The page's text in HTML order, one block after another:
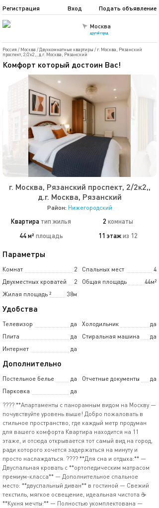
Москва
другой город
Подать объявление
Регистрация Вход
Россия / Москва / Двухкомнатные квартиры / г. Москва, Рязанский
проспект, 2/2к2,, д.г. Москва, Рязанский
Комфорт который достоин Вас!
г. Москва, Рязанский проспект, 2/2к2,,
д.г. Москва, Рязанский
Район: Нижегородский
Квартира тип жилья 2 комнаты
44 м² площадь 11 этажиз 12
Параметры
Комнат 2 Спальных мест
4
Двухместных кроватей
2 Общая площадь
44м²
Жилая площадь
38м
²
Удобства
Телевизор да Холодильник
да
Плита
да Стиральная машина
да
Интернет
да
Дополнительно
Постельное белье да Отчетные документы
да
Парковка
да
???? **Апартаменты с панорамным видом на Москву —
почувствуйте уровень выше! Добро пожаловать в
стильное пространство, где каждый метр продуман
для вашего комфорта Квартира находится на 11
этаже, и отсюда открывается тот самый вид на город,
ради которого хочется задержаться на минуту и
просто наслаждаться. ???? **Для сна и отдыха:** —
Двуспальная кровать с **ортопедическим матрасом
премиум-класса** — Дополнительное спальное
место: **двуспальный диван** в гостиной — Свежий
текстиль, мягкое освещение, идеальная чистота ☕
**Кухня мечты:** — Полностью укомплектована —